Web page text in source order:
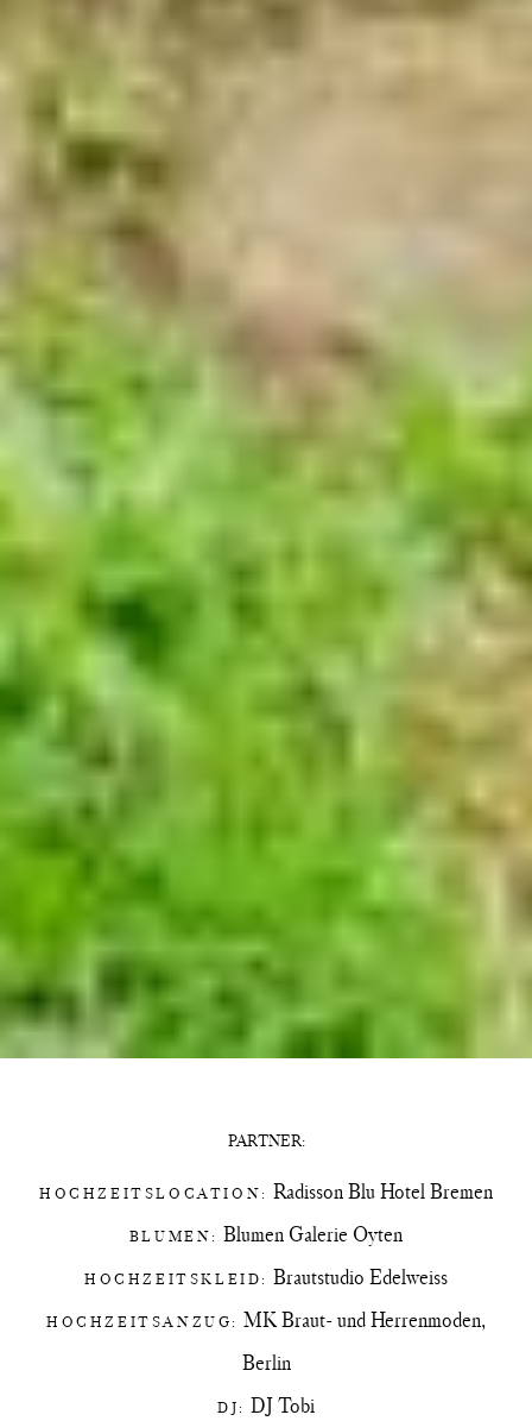
PARTNER:
HOCHZEITSLOCATION: Radisson Blu Hotel Bremen
BLUMEN: Blumen Galerie Oyten
HOCHZEITSKLEID: Brautstudio Edelweiss
HOCHZEITSANZUG: MK Braut- und Herrenmoden,
Berlin
DJ: DJ Tobi